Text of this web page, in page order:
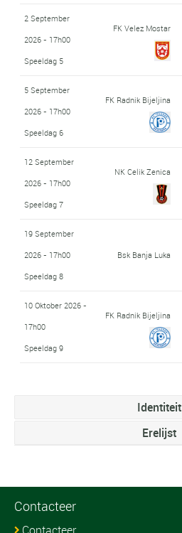
2 September
2026 - 17h00
Speeldag 5
FK Velez Mostar
5 September
2026 - 17h00
Speeldag 6
FK Radnik Bijeljina
12 September
2026 - 17h00
Speeldag 7
NK Celik Zenica
19 September
2026 - 17h00
Speeldag 8
Bsk Banja Luka
10 Oktober 2026 -
17h00
Speeldag 9
FK Radnik Bijeljina
Identiteit
Erelijst
Contacteer